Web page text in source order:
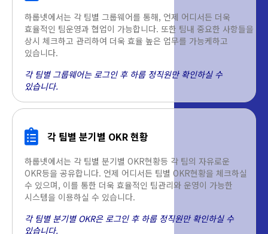
하룹넷에서는 각 팀별 그룹웨어를 통해, 언제 어디서든 더욱
효율적인 팀운영과 협업이 가능합니다. 또한 팀내 중요한 사항들을
상시 체크하고 관리하여 더욱 효율 높은 업무를 가능케하고
있습니다.
각 팀별 그룹웨어는 로그인 후 하룹 정직원만 확인하실 수
있습니다.
각 팀별 분기별 OKR 현황
하룹넷에서는 각 팀별 분기별 OKR현황등 각 팀의 자유로운
OKR등을 공유합니다. 언제 어디서든 팀별 OKR현황을 체크하실
수 있으며, 이를 통한 더욱 효율적인 팀관리와 운영이 가능한
시스템을 이용하실 수 있습니다.
각 팀별 분기별 OKR은 로그인 후 하룹 정직원만 확인하실 수
있습니다.